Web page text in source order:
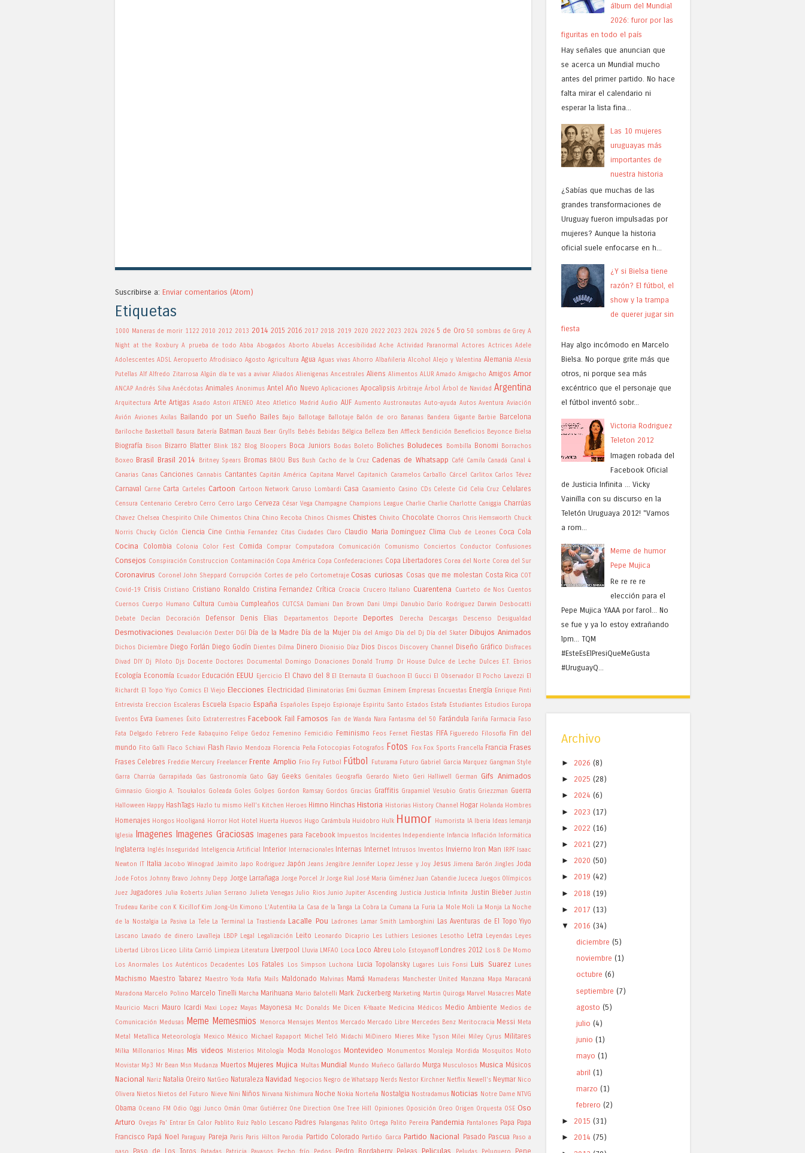
Suscribirse a: Enviar comentarios (Atom)
Etiquetas
1000 Maneras de morir 1122 2010 2012 2013 2014 2015 2016 2017 2018 2019 2020 2022 2023 2024 2026 5 de Oro 50 sombras de Grey A
Night at the Roxbury A prueba de todo Abba Abogados Aborto Abuelas Accesibilidad Ache Actividad Paranormal Actores Actrices Adele
Adolescentes ADSL Aeropuerto Afrodisiaco Agosto Agricultura Agua Aguas vivas Ahorro Albañileria Alcohol Alejo y Valentina Alemania Alexia
Putellas Alf Alfredo Zitarrosa Algún día te vas a avivar Aliados Alienigenas Ancestrales Aliens Alimentos ALUR Amado Amigacho Amigos Amor
ANCAP Andrés Silva Anécdotas Animales Anonimus Antel Año Nuevo Aplicaciones Apocalipsis Arbitraje Árbol Árbol de Navidad Argentina
Arquitectura Arte Artigas Asado Astori ATENEO Ateo Atletico Madrid Audio AUF Aumento Austronautas Auto-ayuda Autos Aventura Aviación
Avión Aviones Axilas Bailando por un Sueño Bailes Bajo Ballotage Ballotaje Balón de oro Bananas Bandera Gigante Barbie Barcelona
Bariloche Basketball Basura Batería Batman Bauzá Bear Grylls Bebés Bebidas Bélgica Belleza Ben Affleck Bendición Beneficios Beyonce Bielsa
Biografía Bison Bizarro Blatter Blink 182 Blog Bloopers Boca Juniors Bodas Boleto Boliches Boludeces Bombilla Bonomi
Borrachos
Boxeo Brasil Brasil 2014 Britney Spears Bromas BROU Bus Bush Cacho de la Cruz Cadenas de Whatsapp Café Camila Canadá Canal 4
Canarias Canas Canciones Cannabis Cantantes Capitán América Capitana Marvel Capitanich Caramelos Carballo Cárcel Carlitox Carlos Tévez
Carnaval Carne Carta Carteles Cartoon Cartoon Network Caruso Lombardi Casa Casamiento Casino CDs Celeste Cid Celia Cruz Celulares
Censura Centenario Cerebro Cerro Cerro Largo Cerveza César Vega Champagne Champions League Charlie Charlie Charlotte Caniggia Charrúas
Chavez Chelsea Chespirito Chile Chimentos China Chino Recoba Chinos Chismes Chistes Chivito Chocolate Chorros Chris Hemsworth Chuck
Norris Chucky Ciclón Ciencia Cine Cinthia Fernandez Citas Ciudades Claro Claudio Maria Dominguez Clima Club de Leones Coca Cola
Cocina Colombia Colonia Color Fest Comida Comprar Computadora Comunicación Comunismo Conciertos Conductor Confusiones
Consejos Conspiración Construccion Contaminación Copa América Copa Confederaciones Copa Libertadores Corea del Norte Corea del Sur
Coronavirus Coronel John Sheppard Corrupción Cortes de pelo Cortometraje Cosas curiosas Cosas que me molestan Costa Rica COT
Covid-19 Crisis Cristiano Cristiano Ronaldo Cristina Fernandez Crítica Croacia Crucero Italiano Cuarentena Cuarteto de Nos Cuentos
Cuernos Cuerpo Humano Cultura Cumbia Cumpleaños CUTCSA Damiani Dan Brown Dani Umpi Danubio Darío Rodriguez Darwin Desbocatti
Debate
Decían Decoración Defensor Denis Elias Departamentos Deporte Deportes Derecha Descargas Descenso Desigualdad
Desmotivaciones Devaluación Dexter DGI Día de la Madre Día de la Mujer Día del Amigo Día del Dj Día del Skater Dibujos Animados
Dichos Diciembre Diego Forlán Diego Godín Dientes Dilma Dinero Dionisio Díaz Dios Discos Discovery Channel Diseño Gráfico Disfraces
Divad
DIY Dj Piloto Djs Docente Doctores Documental Domingo Donaciones Donald Trump Dr House Dulce de Leche Dulces E.T. Ebrios
Ecología Economía Ecuador Educación EEUU Ejercicio El Chavo del 8 El Eternauta El Guachoon El Gucci El Observador El Pocho Lavezzi El
Richardt El Topo Yiyo Comics El Viejo Elecciones Electricidad Eliminatorias Emi Guzman Eminem Empresas Encuestas Energía Enrique Pinti
Entrevista Ereccion Escaleras Escuela Espacio España Españoles Espejo Espionaje Espiritu Santo Estados Estafa Estudiantes Estudios Europa
Eventos Evra Examenes Éxito Extraterrestres Facebook Fail Famosos Fan de Wanda Nara Fantasma del 50 Farándula Fariña Farmacia Faso
Fata Delgado
Febrero Fede Rabaquino Felipe Gedoz Femenino Femicidio Feminismo Feos Fernet Fiestas FIFA Figueredo Filosofía Fin del
mundo Fito Galli Flaco Schiavi Flash Flavio Mendoza Florencia Peña Fotocopias Fotografos Fotos Fox Fox Sports Francella Francia Frases
Frases Celebres Freddie Mercury Freelancer Frente Amplio Frio Fry Futbol Fútbol Futurama Futuro Gabriel Garcia Marquez Gangman Style
Garra Charrúa
Garrapiñada Gas Gastronomía Gato Gay Geeks Genitales Geografía Gerardo Nieto Geri Halliwell German Gifs Animados
Gimnasio Giorgio A. Tsoukalos Goleada Goles Golpes Gordon Ramsay Gordos Gracias Graffitis Grapamiel Vesubio Gratis Griezzman Guerra
Halloween Happy HashTags Hazlo tu mismo Hell's Kitchen Heroes Himno Hinchas Historia Historias History Channel Hogar Holanda Hombres
Homenajes Hongos Hooliganá Horror Hot Hotel Huerta Huevos Hugo Carámbula Huidobro Hulk Humor Humorista IA Iberia Ideas Iemanja
Iglesia
Imagenes Imagenes Graciosas Imagenes para Facebook Impuestos Incidentes Independiente Infancia Inflación Informática
Inglaterra Inglés Inseguridad Inteligencia Artificial Interior Internacionales Internas Internet Intrusos Inventos Invierno Iron Man IRPF
Isaac
Newton
IT Italia Jacobo Winograd Jaimito Japo Rodriguez Japón Jeans Jengibre Jennifer Lopez Jesse y Joy Jesus Jimena Barón Jingles Joda
Jode Fotos Johnny Bravo Johnny Depp Jorge Larrañaga Jorge Porcel Jr Jorge Rial José Maria Giménez Juan Cabandie Juceca Juegos Olímpicos
Juez Jugadores Julia Roberts Julian Serrano Julieta Venegas Julio Rios Junio Jupiter Ascending Justicia Justicia Infinita Justin Bieber Justin
Trudeau Karibe con K Kicillof Kim Jong-Un Kimono L'Autentika La Casa de la Tanga La Cobra La Cumana La Furia La Mole Moli La Monja La Noche
de la Nostalgia La Pasiva La Tele La Terminal La Trastienda Lacalle Pou Ladrones Lamar Smith Lamborghini Las Aventuras de El Topo Yiyo
Lascano Lavado de dinero Lavalleja LBDP Legal Legalización Leito Leonardo Dicaprio Les Luthiers Lesiones Lesotho Letra Leyendas Leyes
Libertad
Libros Liceo Lilita Carrió Limpieza Literatura Liverpool Lluvia LMFAO Loca Loco Abreu Lolo Estoyanoff Londres 2012 Los 8 De Momo
Los Anormales
Los Auténticos Decadentes Los Fatales Los Simpson Luchona Lucia Topolansky Lugares Luis Fonsi Luis Suarez Lunes
Machismo Maestro Tabarez Maestro Yoda Mafia Mails Maldonado Malvinas Mamá Mamaderas Manchester United Manzana Mapa
Maracaná
Maradona Marcelo Polino Marcelo Tinelli Marcha Marihuana Mario Balotelli Mark Zuckerberg Marketing Martin Quiroga Marvel Masacres Mate
Mauricio Macri Mauro Icardi Maxi Lopez Mayas Mayonesa Mc Donalds Me Dicen K-Yaaate Medicina Médicos Medio Ambiente
Medios de
Comunicación Medusas Meme Memesmios Menorca Mensajes Mentos Mercado Mercado Libre Mercedes Benz Meritocracia Messi Meta
Metal
Metallica Meteorología Mexico México Michael Rapaport Michel Teló Midachi MiDinero Mieres Mike Tyson Milei Miley Cyrus Militares
Milka Millonarios Minas Mis videos Misterios Mitología Moda Monologos Montevideo Monumentos Moraleja Mordida Mosquitos Moto
Movistar Mp3 Mr Bean Msn Mudanza Muertos Mujeres Mujica Multas Mundial Mundo Muñeco Gallardo Murga Musculosos Musica Músicos
Nacional Nariz Natalia Oreiro NatGeo Naturaleza Navidad Negocios Negro de Whatsapp Nerds Nestor Kirchner Netflix Newell's Neymar Nico
Olivera Nietos Nietos del Futuro Nieve Nini Niños Nirvana Nishimura Noche Nokia Norteña Nostalgia Nostradamus Noticias Notre Dame NTVG
Obama Oceano FM Odio Oggi Junco Omán Omar Gutiérrez One Direction One Tree Hill Opiniones Oposición Oreo Origen Orquesta OSE Oso
Arturo Ovejas Pa' Entrar En Calor Pablito Ruiz Pablo Lescano Padres Palanganas Palito Ortega Palito Pereira Pandemia Pantalones Papa Papa
Francisco Papá Noel Paraguay Pareja Paris Paris Hilton Parodia Partido Colorado Partido Garca Partido Nacional Pasado Pascua
Paso a
Paso de Los Toros Pedro Bordaberry Peleas Peliculas Pene
álbum del Mundial
2026: furor por las
figuritas en todo el país
Hay señales que anuncian que
se acerca un Mundial mucho
antes del primer partido. No hace
falta mirar el calendario ni
esperar la lista fina...
Las 10 mujeres
uruguayas más
importantes de
nuestra historia
¿Sabías que muchas de las
grandes transformaciones de
Uruguay fueron impulsadas por
mujeres? Aunque la historia
oficial suele enfocarse en h...
¿Y si Bielsa tiene
razón? El fútbol, el
show y la trampa
de querer jugar sin
fiesta
Hay algo incómodo en Marcelo
Bielsa. No porque grite más que
otros, ni porque sea más
excéntrico que el personaje que
el fútbol inventó sobr...
Victoria Rodriguez
Teleton 2012
Imagen robada del
Facebook Oficial
de Justicia Infinita ... Vicky
Vainilla con su discurso en la
Teletón Uruguaya 2012! "Vamos
a rom...
Meme de humor
Pepe Mujica
Re re re re
elección para el
Pepe Mujica YAAA por farol... No
se fue y ya lo estoy extrañando
lpm... TQM
#EsteEsElPresiQueMeGusta
#UruguayQ...
Archivo
► 2026 (8)
► 2025 (28)
► 2024 (6)
► 2023 (17)
► 2022 (16)
► 2021 (27)
► 2020 (50)
► 2019 (42)
► 2018 (19)
► 2017 (13)
▼
2016 (34)
diciembre (5)
noviembre (1)
octubre (6)
septiembre (7)
agosto (5)
julio (4)
junio (1)
mayo (1)
abril (1)
marzo (1)
febrero (2)
► 2015 (31)
► 2014 (75)